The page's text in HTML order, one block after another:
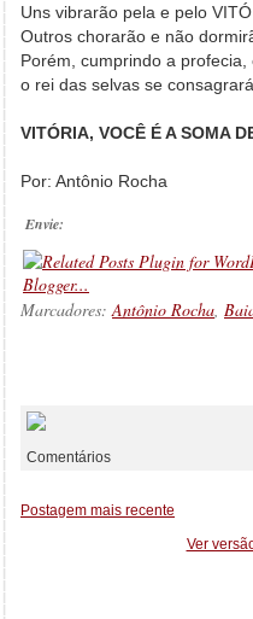
Uns vibrarão pela e pelo
Outros chorarão e não
Porém, cumprindo a
o rei das selvas se
VITÓRIA, VOCÊ É A SOMA
Por: Antônio Rocha
Envie:
Marcadores:Antônio Rocha,
Comentários
Postagem mais recente
Ver